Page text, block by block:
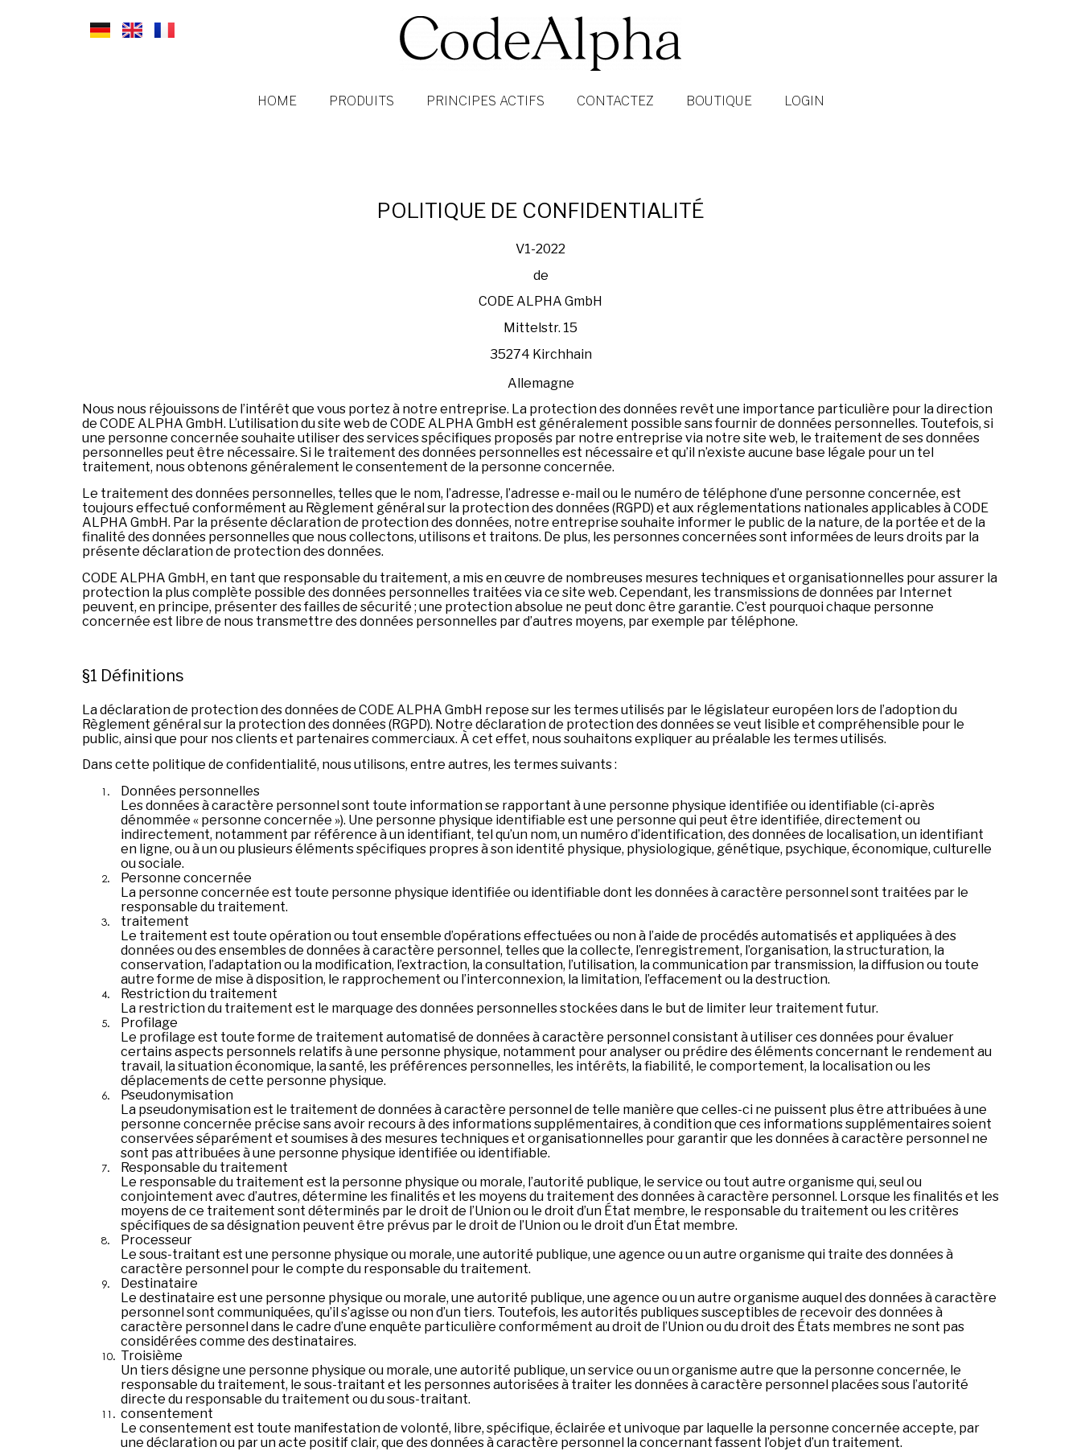
HOME PRODUITS PRINCIPES ACTIFS CONTACTEZ BOUTIQUE LOGIN
POLITIQUE DE CONFIDENTIALITÉ
V1-2022
de
CODE ALPHA GmbH
Mittelstr. 15
35274 Kirchhain
Allemagne
Nous nous réjouissons de l’intérêt que vous portez à notre entreprise. La protection des données revêt une importance particulière pour la direction
de CODE ALPHA GmbH. L’utilisation du site web de CODE ALPHA GmbH est généralement possible sans fournir de données personnelles. Toutefois, si
une personne concernée souhaite utiliser des services spécifiques proposés par notre entreprise via notre site web, le traitement de ses données
personnelles peut être nécessaire. Si le traitement des données personnelles est nécessaire et qu’il n’existe aucune base légale pour un tel
traitement, nous obtenons généralement le consentement de la personne concernée.
Le traitement des données personnelles, telles que le nom, l’adresse, l’adresse e-mail ou le numéro de téléphone d’une personne concernée, est
toujours effectué conformément au Règlement général sur la protection des données (RGPD) et aux réglementations nationales applicables à CODE
ALPHA GmbH. Par la présente déclaration de protection des données, notre entreprise souhaite informer le public de la nature, de la portée et de la
finalité des données personnelles que nous collectons, utilisons et traitons. De plus, les personnes concernées sont informées de leurs droits par la
présente déclaration de protection des données.
CODE ALPHA GmbH, en tant que responsable du traitement, a mis en œuvre de nombreuses mesures techniques et organisationnelles pour assurer la
protection la plus complète possible des données personnelles traitées via ce site web. Cependant, les transmissions de données par Internet
peuvent, en principe, présenter des failles de sécurité ; une protection absolue ne peut donc être garantie. C’est pourquoi chaque personne
concernée est libre de nous transmettre des données personnelles par d’autres moyens, par exemple par téléphone.
§1 Définitions
La déclaration de protection des données de CODE ALPHA GmbH repose sur les termes utilisés par le législateur européen lors de l’adoption du
Règlement général sur la protection des données (RGPD). Notre déclaration de protection des données se veut lisible et compréhensible pour le
public, ainsi que pour nos clients et partenaires commerciaux. À cet effet, nous souhaitons expliquer au préalable les termes utilisés.
Dans cette politique de confidentialité, nous utilisons, entre autres, les termes suivants :
Données personnelles
Les données à caractère personnel sont toute information se rapportant à une personne physique identifiée ou identifiable (ci-après
dénommée « personne concernée »). Une personne physique identifiable est une personne qui peut être identifiée, directement ou
indirectement, notamment par référence à un identifiant, tel qu’un nom, un numéro d’identification, des données de localisation, un identifiant
en ligne, ou à un ou plusieurs éléments spécifiques propres à son identité physique, physiologique, génétique, psychique, économique, culturelle
ou sociale.
Personne concernée
La personne concernée est toute personne physique identifiée ou identifiable dont les données à caractère personnel sont traitées par le
responsable du traitement.
traitement
Le traitement est toute opération ou tout ensemble d’opérations effectuées ou non à l’aide de procédés automatisés et appliquées à des
données ou des ensembles de données à caractère personnel, telles que la collecte, l’enregistrement, l’organisation, la structuration, la
conservation, l’adaptation ou la modification, l’extraction, la consultation, l’utilisation, la communication par transmission, la diffusion ou toute
autre forme de mise à disposition, le rapprochement ou l’interconnexion, la limitation, l’effacement ou la destruction.
Restriction du traitement
La restriction du traitement est le marquage des données personnelles stockées dans le but de limiter leur traitement futur.
Profilage
Le profilage est toute forme de traitement automatisé de données à caractère personnel consistant à utiliser ces données pour évaluer
certains aspects personnels relatifs à une personne physique, notamment pour analyser ou prédire des éléments concernant le rendement au
travail, la situation économique, la santé, les préférences personnelles, les intérêts, la fiabilité, le comportement, la localisation ou les
déplacements de cette personne physique.
Pseudonymisation
La pseudonymisation est le traitement de données à caractère personnel de telle manière que celles-ci ne puissent plus être attribuées à une
personne concernée précise sans avoir recours à des informations supplémentaires, à condition que ces informations supplémentaires soient
conservées séparément et soumises à des mesures techniques et organisationnelles pour garantir que les données à caractère personnel ne
sont pas attribuées à une personne physique identifiée ou identifiable.
Responsable du traitement
Le responsable du traitement est la personne physique ou morale, l’autorité publique, le service ou tout autre organisme qui, seul ou
conjointement avec d’autres, détermine les finalités et les moyens du traitement des données à caractère personnel. Lorsque les finalités et les
moyens de ce traitement sont déterminés par le droit de l’Union ou le droit d’un État membre, le responsable du traitement ou les critères
spécifiques de sa désignation peuvent être prévus par le droit de l’Union ou le droit d’un État membre.
Processeur
Le sous-traitant est une personne physique ou morale, une autorité publique, une agence ou un autre organisme qui traite des données à
caractère personnel pour le compte du responsable du traitement.
Destinataire
Le destinataire est une personne physique ou morale, une autorité publique, une agence ou un autre organisme auquel des données à caractère
personnel sont communiquées, qu’il s’agisse ou non d’un tiers. Toutefois, les autorités publiques susceptibles de recevoir des données à
caractère personnel dans le cadre d’une enquête particulière conformément au droit de l’Union ou du droit des États membres ne sont pas
considérées comme des destinataires.
Troisième
Un tiers désigne une personne physique ou morale, une autorité publique, un service ou un organisme autre que la personne concernée, le
responsable du traitement, le sous-traitant et les personnes autorisées à traiter les données à caractère personnel placées sous l’autorité
directe du responsable du traitement ou du sous-traitant.
consentement
Le consentement est toute manifestation de volonté, libre, spécifique, éclairée et univoque par laquelle la personne concernée accepte, par
une déclaration ou par un acte positif clair, que des données à caractère personnel la concernant fassent l’objet d’un traitement.